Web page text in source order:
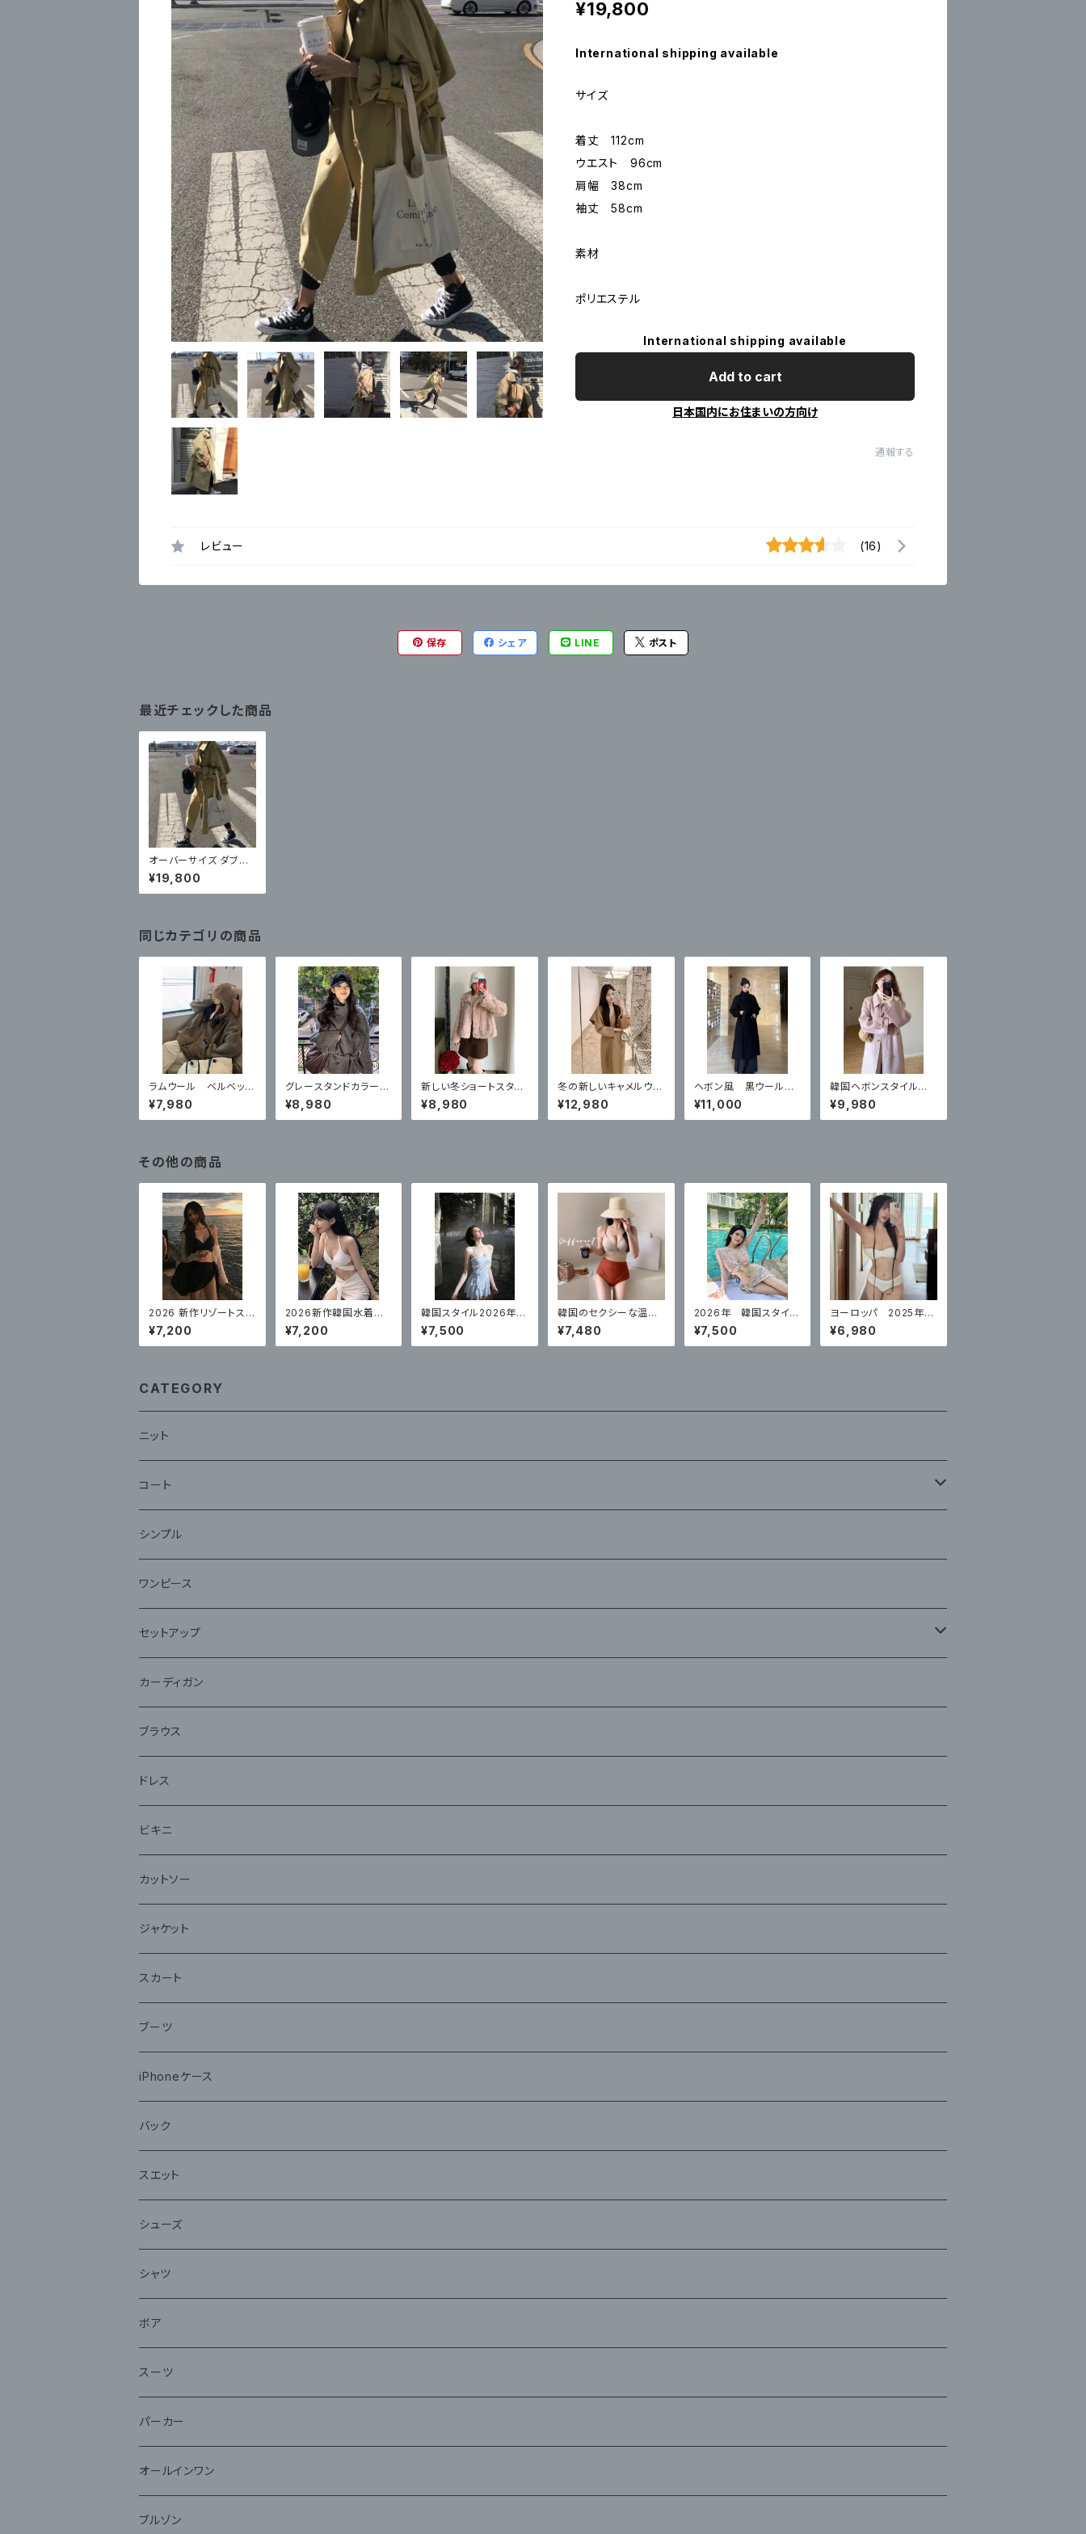
¥19,800
International shipping available
サイズ
着丈 112cm
ウエスト 96cm
肩幅 38cm
袖丈 58cm
素材
ポリエステル
International shipping available
Add to cart
日本国内にお住まいの方向け
通報する
レビュー (16)
保存 シェア LINE ポスト
最近チェックした商品
オーバーサイズ ダブル
ロング丈 トレンチコート
¥19,800
同じカテゴリの商品
ラムウール ベルベット
フード付きカーディガン
コート
¥7,980
グレースタンドカラーウ
ールコート ハイエンド
ショートスタイル
¥8,980
新しい冬ショートスタイ
ル 模造子羊の毛皮の
コート
¥8,980
冬の新しいキャメルウエ
ストウールコート
¥12,980
ヘボン風 黒ウールコ
ート
¥11,000
韓国ヘボンスタイル紫
色のウールのコート
¥9,980
その他の商品
2026 新作リゾートスタ
イル水着レディースビキ
ニ高品質スパロングス
カートセクシー 3 点セ
¥7,200
2026新作韓国水着レ
ディースセクシービキニ
白スリーピース温泉リ
ゾート
¥7,200
韓国スタイル2026年の
新しい女性用水着、ハイ
エンドワンピース温泉
コンサバスカートスタイ
¥7,500
韓国のセクシーな温泉
水着女性のための 新し
いスプリットハイウエス
トビキニ
¥7,480
2026年 韓国スタイル
新水着 女性のスプリ
ットセクシーなカーディ
ガン長袖
¥7,500
ヨーロッパ 2025年の
新しい女性用水着ハイ
エンドチューブトップ ビ
キニ
¥6,980
CATEGORY
ニット
コート
ファー
シンプル
ワンピース
セットアップ
ジャケット
アンサンブル
カーディガン
ブラウス
ドレス
ビキニ
カットソー
ジャケット
スカート
ブーツ
iPhoneケース
バック
スエット
シューズ
シャツ
ボア
スーツ
パーカー
オールインワン
ブルゾン